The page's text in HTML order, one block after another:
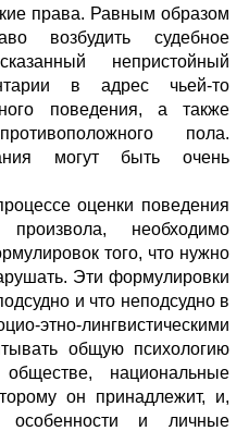
права. Равным образом
возбудить судебное
непристойный
в адрес чьей-то
поведения, а также
пола.
могут быть очень
оценки поведения
произвола, необходимо
того, что нужно
Эти формулировки
и что неподсудно в
лингвистическими
общую психологию
национальные
он принадлежит, и,
особенности и личные